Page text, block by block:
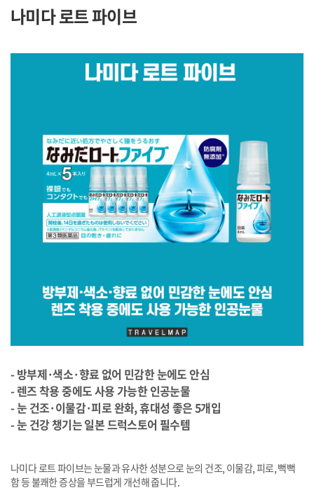
나미다 로트 파이브
- 방부제·색소·향료 없어 민감한 눈에도 안심
- 렌즈 착용 중에도 사용 가능한 인공눈물
- 눈 건조·이물감·피로 완화, 휴대성 좋은 5개입
- 눈 건강 챙기는 일본 드럭스토어 필수템
나미다 로트 파이브는 눈물과 유사한 성분으로 눈의 건조, 이물감, 피로, 뻑뻑
함 등 불쾌한 증상을 부드럽게 개선해 줍니다.